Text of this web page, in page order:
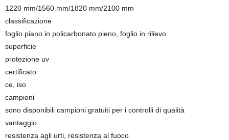
1220 mm/1560 mm/1820 mm/2100 mm
classificazione
foglio piano in policarbonato pieno, foglio in rilievo
superficie
protezione uv
certificato
ce, iso
campioni
sono disponibili campioni gratuiti per i controlli di qualità
vantaggio
resistenza agli urti, resistenza al fuoco